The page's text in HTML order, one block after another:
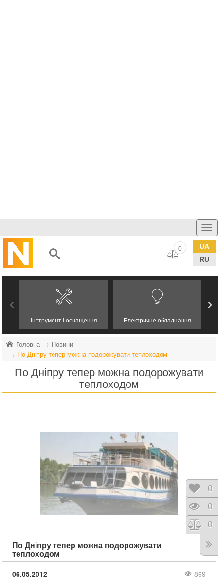
UA
RU
0
Інструмент і оснащення Електричне обладнання
Головна
Новини
По Дніпру тепер можна подорожувати теплоходом
По Дніпру тепер можна подорожувати
теплоходом
По Дніпру тепер можна подорожувати
теплоходом
06.05.2012
869
0
0
0